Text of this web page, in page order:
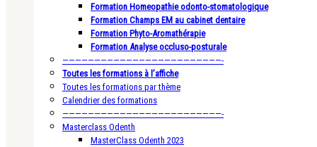
Formation Homeopathie odonto-stomatologique
Formation Champs EM au cabinet dentaire
Formation Phyto-Aromathérapie
Formation Analyse occluso-posturale
—————————————————————————-
Toutes les formations à l’affiche
Toutes les formations par thème
Calendrier des formations
—————————————————————————-
Masterclass Odenth
MasterClass Odenth 2023